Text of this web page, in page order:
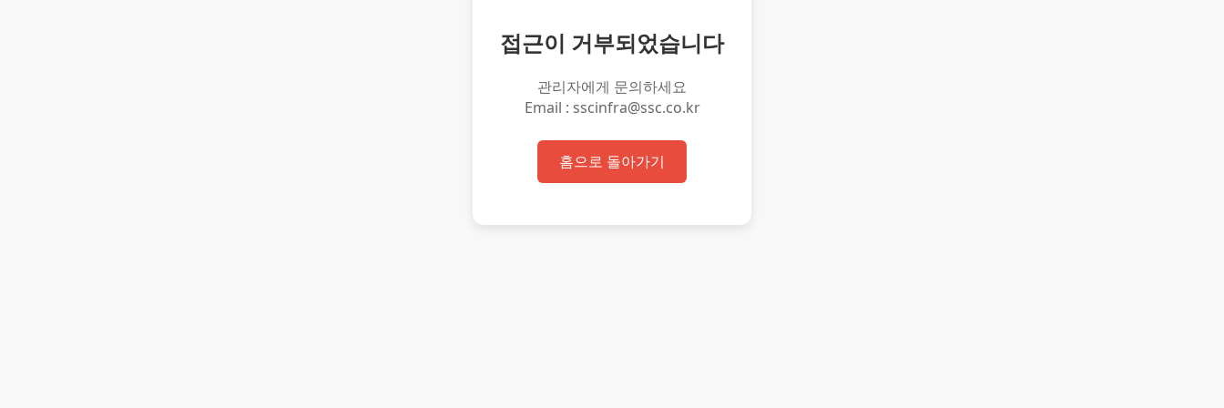
접근이 거부되었습니다
관리자에게 문의하세요
Email : sscinfra@ssc.co.kr
홈으로 돌아가기